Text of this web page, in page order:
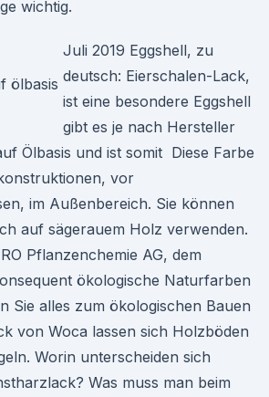
wichtig.
Juli 2019 Eggshell, zu
deutsch: Eierschalen-Lack,
ist eine besondere Eggshell
gibt es je nach Hersteller
Ölbasis und ist somit Diese Farbe
vor
im Außenbereich. Sie können
auf sägerauem Holz verwenden.
Pflanzenchemie AG, dem
ökologische Naturfarben
Sie alles zum ökologischen Bauen
von Woca lassen sich Holzböden
Worin unterscheiden sich
Was muss man beim